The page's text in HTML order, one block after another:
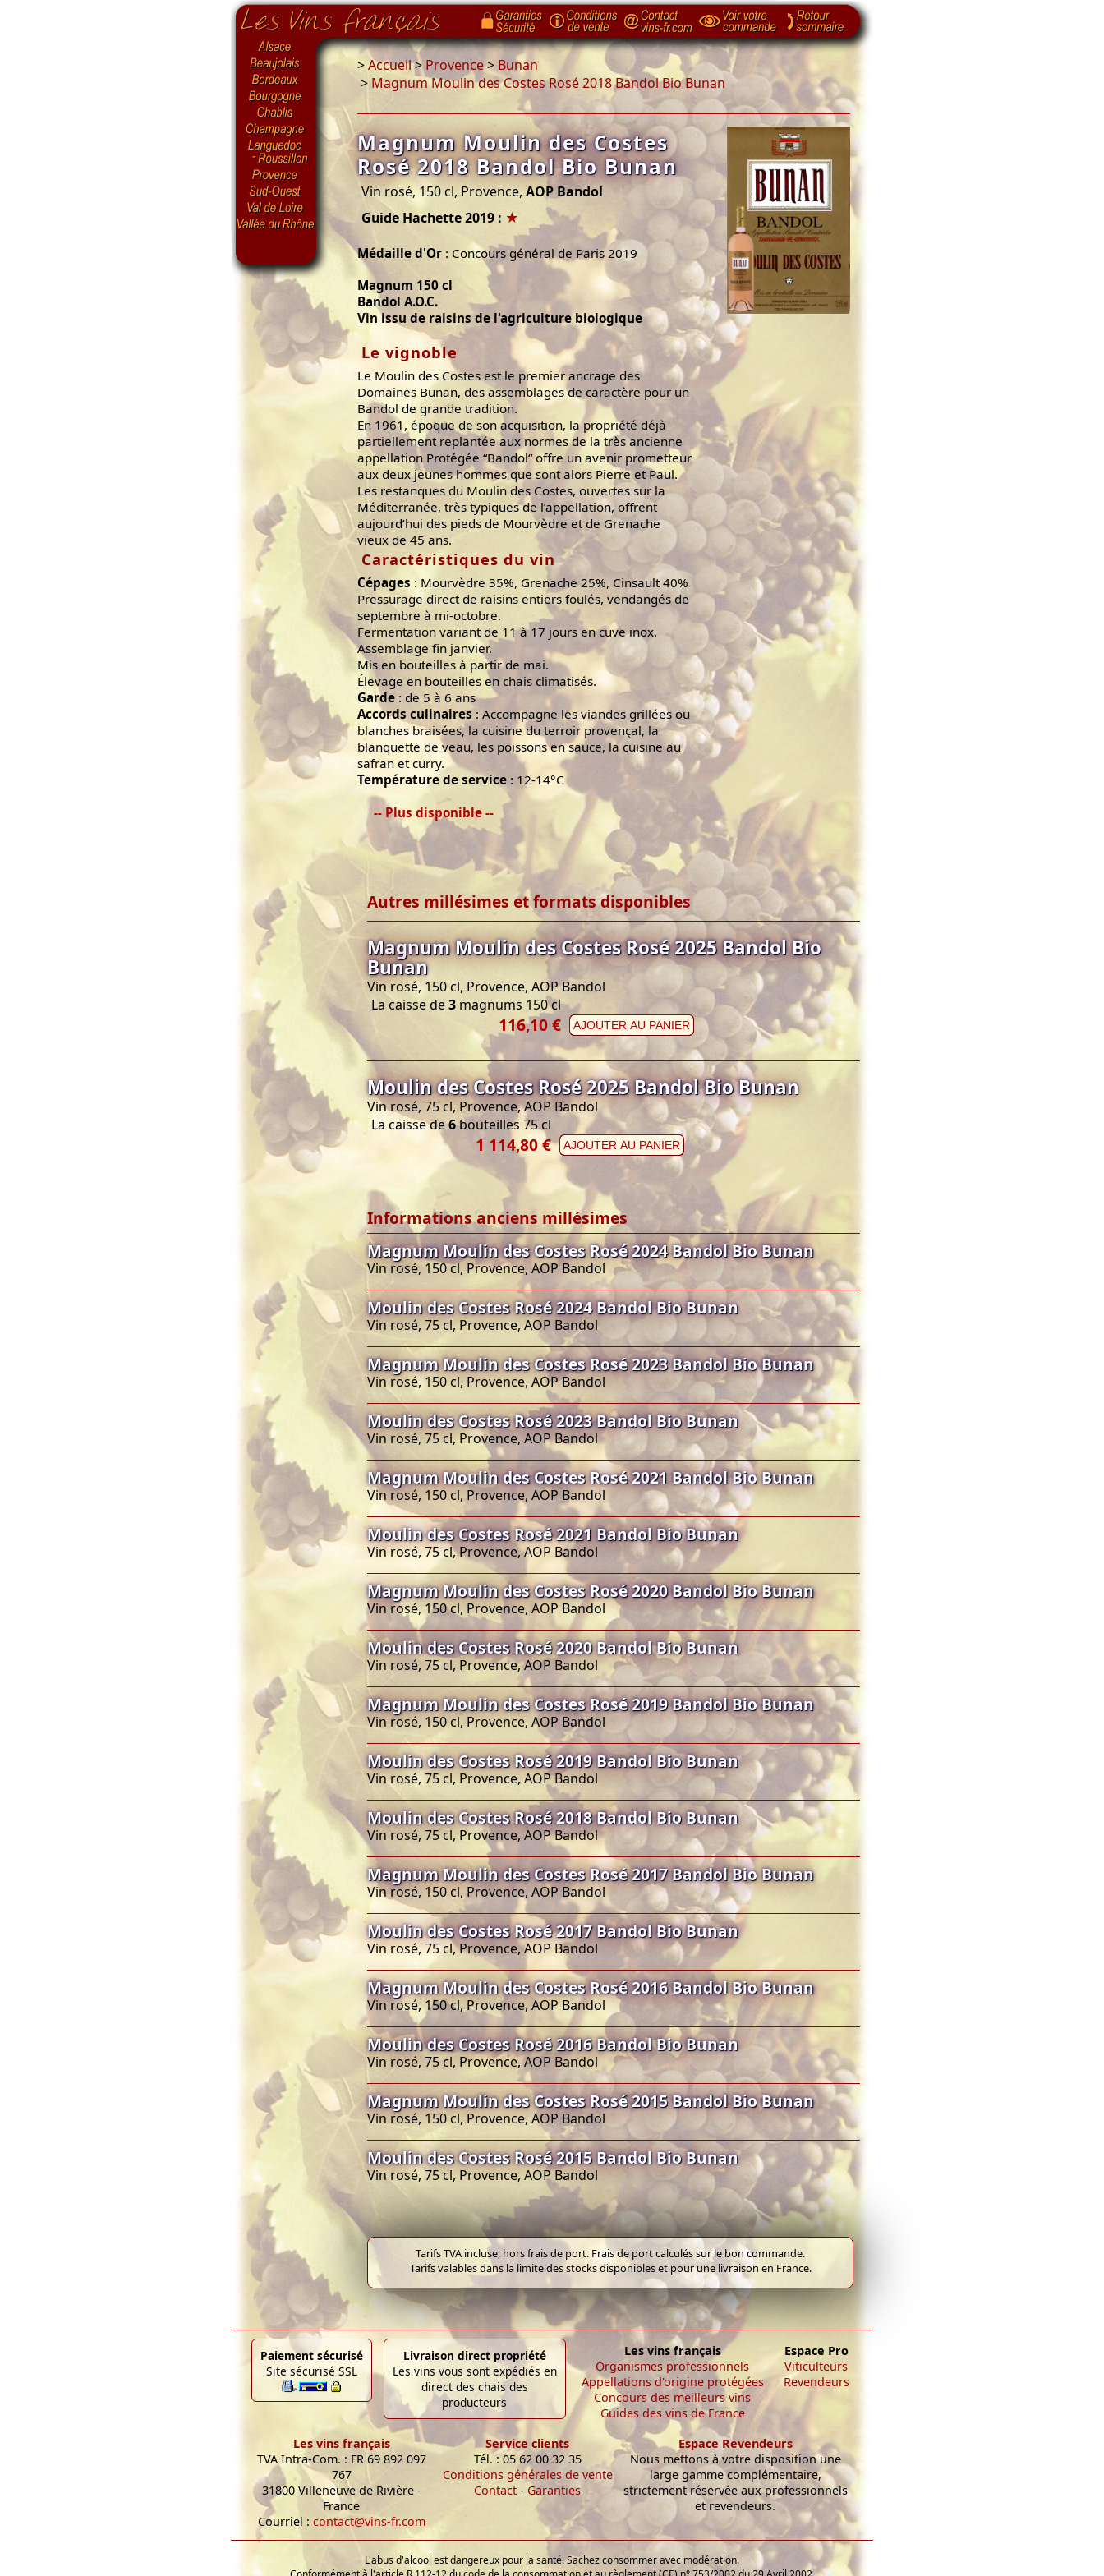
>Accueil>Provence> Bunan
> Magnum Moulin des Costes Rosé 2018 Bandol Bio Bunan
Magnum Moulin des Costes
Rosé 2018 Bandol Bio Bunan
Vin rosé, 150 cl, Provence, AOP Bandol
Guide Hachette 2019 : ★
Médaille d'Or : Concours général de Paris 2019
Magnum 150 cl
Bandol A.O.C.
Vin issu de raisins de l'agriculture biologique
Le vignoble
Le Moulin des Costes est le premier ancrage des
Domaines Bunan, des assemblages de caractère pour un
Bandol de grande tradition.
En 1961, époque de son acquisition, la propriété déjà
partiellement replantée aux normes de la très ancienne
appellation Protégée “Bandol“ offre un avenir prometteur
aux deux jeunes hommes que sont alors Pierre et Paul.
Les restanques du Moulin des Costes, ouvertes sur la
Méditerranée, très typiques de l’appellation, offrent
aujourd’hui des pieds de Mourvèdre et de Grenache
vieux de 45 ans.
Caractéristiques du vin
Cépages : Mourvèdre 35%, Grenache 25%, Cinsault 40%
Pressurage direct de raisins entiers foulés, vendangés de
septembre à mi-octobre.
Fermentation variant de 11 à 17 jours en cuve inox.
Assemblage fin janvier.
Mis en bouteilles à partir de mai.
Élevage en bouteilles en chais climatisés.
Garde : de 5 à 6 ans
Accords culinaires : Accompagne les viandes grillées ou
blanches braisées, la cuisine du terroir provençal, la
blanquette de veau, les poissons en sauce, la cuisine au
safran et curry.
Température de service : 12-14°C
-- Plus disponible --
Autres millésimes et formats disponibles
Magnum Moulin des Costes Rosé 2025 Bandol Bio
Bunan
Vin rosé, 150 cl, Provence, AOP Bandol
La caisse de3 magnums 150 cl
116,10 € AJOUTER AU PANIER
Moulin des Costes Rosé 2025 Bandol Bio Bunan
Vin rosé, 75 cl, Provence, AOP Bandol
La caisse de6bouteilles 75 cl
1 114,80 € AJOUTER AU PANIER
Informations anciens millésimes
Magnum Moulin des Costes Rosé 2024 Bandol Bio Bunan
Vin rosé, 150 cl, Provence, AOP Bandol
Moulin des Costes Rosé 2024 Bandol Bio Bunan
Vin rosé, 75 cl, Provence, AOP Bandol
Magnum Moulin des Costes Rosé 2023 Bandol Bio Bunan
Vin rosé, 150 cl, Provence, AOP Bandol
Moulin des Costes Rosé 2023 Bandol Bio Bunan
Vin rosé, 75 cl, Provence, AOP Bandol
Magnum Moulin des Costes Rosé 2021 Bandol Bio Bunan
Vin rosé, 150 cl, Provence, AOP Bandol
Moulin des Costes Rosé 2021 Bandol Bio Bunan
Vin rosé, 75 cl, Provence, AOP Bandol
Magnum Moulin des Costes Rosé 2020 Bandol Bio Bunan
Vin rosé, 150 cl, Provence, AOP Bandol
Moulin des Costes Rosé 2020 Bandol Bio Bunan
Vin rosé, 75 cl, Provence, AOP Bandol
Magnum Moulin des Costes Rosé 2019 Bandol Bio Bunan
Vin rosé, 150 cl, Provence, AOP Bandol
Moulin des Costes Rosé 2019 Bandol Bio Bunan
Vin rosé, 75 cl, Provence, AOP Bandol
Moulin des Costes Rosé 2018 Bandol Bio Bunan
Vin rosé, 75 cl, Provence, AOP Bandol
Magnum Moulin des Costes Rosé 2017 Bandol Bio Bunan
Vin rosé, 150 cl, Provence, AOP Bandol
Moulin des Costes Rosé 2017 Bandol Bio Bunan
Vin rosé, 75 cl, Provence, AOP Bandol
Magnum Moulin des Costes Rosé 2016 Bandol Bio Bunan
Vin rosé, 150 cl, Provence, AOP Bandol
Moulin des Costes Rosé 2016 Bandol Bio Bunan
Vin rosé, 75 cl, Provence, AOP Bandol
Magnum Moulin des Costes Rosé 2015 Bandol Bio Bunan
Vin rosé, 150 cl, Provence, AOP Bandol
Moulin des Costes Rosé 2015 Bandol Bio Bunan
Vin rosé, 75 cl, Provence, AOP Bandol
Tarifs TVA incluse, hors frais de port. Frais de port calculés sur le bon commande.
Tarifs valables dans la limite des stocks disponibles et pour une livraison en France.
Paiement sécurisé
Site sécurisé SSL
Livraison direct propriété
Les vins vous sont expédiés en
direct des chais des
producteurs
Les vins français
Organismes professionnels
Appellations d'origine protégées
Concours des meilleurs vins
Guides des vins de France
Espace Pro
Viticulteurs
Revendeurs
Les vins français
TVA Intra-Com. : FR 69 892 097
767
31800 Villeneuve de Rivière -
France
Courriel : contact@vins-fr.com
Service clients
Tél. : 05 62 00 32 35
Conditions générales de vente
Contact - Garanties
Espace Revendeurs
Nous mettons à votre disposition une
large gamme complémentaire,
strictement réservée aux professionnels
et revendeurs.
L'abus d'alcool est dangereux pour la santé. Sachez consommer avec modération.